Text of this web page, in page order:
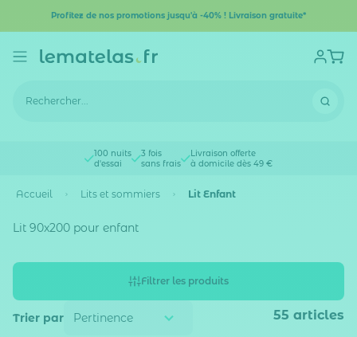
Profitez de nos promotions jusqu'à -40% ! Livraison gratuite*
100 nuits
d'essai
3 fois
sans frais
Livraison offerte
à domicile dès 49 €
Accueil Lits et sommiers Lit Enfant
Lit 90x200 pour enfant
Filtrer les produits
Trier par 55 articles